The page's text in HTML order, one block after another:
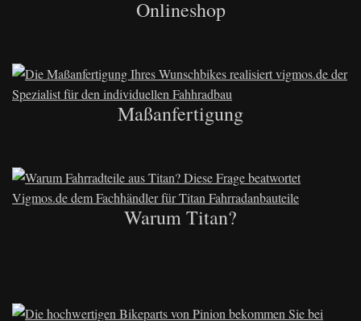
Onlineshop
Maßanfertigung
Warum Titan?